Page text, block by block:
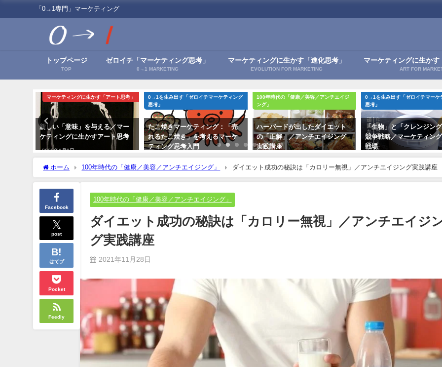
「0→1専門」マーケティング
トップページ
TOP
ゼロイチ「マーケティング思考」
0→1 MARKETING
マーケティングに生かす「進化思考」
EVOLUTION FOR MARKETING
マーケティングに生かす
ART FOR
マーケティングに生かす「アート思考」
新しい「意味」を与える／マー
ケティングに生かすアート思考
2022年1月8日
0→1を生み出す「ゼロイチマーケティング
思考」
たこ焼きマーケティング：「売
れるたこ焼き」を考えるマーケ
ティング思考入門
100年時代の「健康／美容／アンチエイジ
ング」
ハーバードが出したダイエット
の「正解」／アンチエイジング
実践講座
0→1を生み出す「ゼロイチマーケ
思考」
「生物」と「クレンジン
競争戦略／マーケティン
戦場
ホーム 100年時代の「健康／美容／アンチエイジング」 ダイエット成功の秘訣は「カロリー無視」／アンチエイジング実践講座
Facebook
post
はてブ
Pocket
Feedly
100年時代の「健康／美容／アンチエイジング」
ダイエット成功の秘訣は「カロリー無視」／アンチエイジ
グ実践講座
2021年11月28日